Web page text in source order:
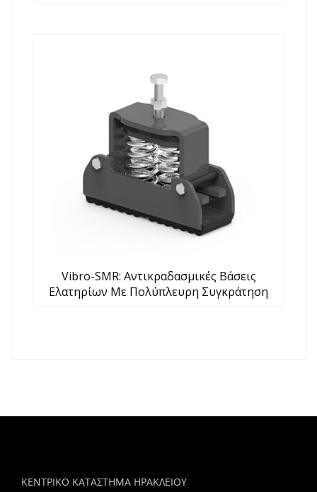
Vibro-SMR: Αντικραδασμικές Βάσεις
Ελατηρίων Με Πολύπλευρη Συγκράτηση
ΚΕΝΤΡΙΚΟ ΚΑΤΑΣΤΗΜΑ ΗΡΑΚΛΕΙΟΥ